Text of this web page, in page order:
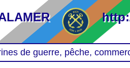
de guerre, pêche,